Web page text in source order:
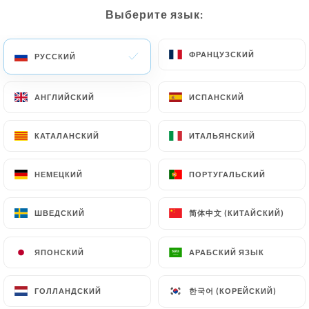
Выберите язык:
РУССКИЙ ФРАНЦУЗСКИЙ
АНГЛИЙСКИЙ ИСПАНСКИЙ
КАТАЛАНСКИЙ ИТАЛЬЯНСКИЙ
НЕМЕЦКИЙ ПОРТУГАЛЬСКИЙ
ШВЕДСКИЙ 简体中文 (КИТАЙСКИЙ)
ЯПОНСКИЙ АРАБСКИЙ ЯЗЫК
ГОЛЛАНДСКИЙ 한국어 (КОРЕЙСКИЙ)
ГЛАВНАЯ СТРАНИЦА СВЯЗАТЬСЯ С НАМИ
Chez Mademoiselle
Выберите язык:
РУССКИЙ ФРАНЦУЗСКИЙ
АНГЛИЙСКИЙ ИСПАНСКИЙ
КАТАЛАНСКИЙ ИТАЛЬЯНСКИЙ
НЕМЕЦКИЙ ПОРТУГАЛЬСКИЙ
ШВЕДСКИЙ 简体中文 (КИТАЙСКИЙ)
ЯПОНСКИЙ АРАБСКИЙ ЯЗЫК
ГОЛЛАНДСКИЙ 한국어 (КОРЕЙСКИЙ)